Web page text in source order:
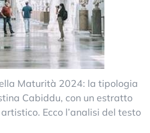
Maturità 2024: la tipologia
Cabiddu, con un estratto
Ecco l’analisi del testo